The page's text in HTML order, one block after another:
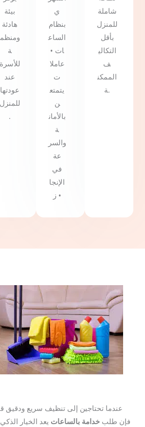
بيئة
هادئة
ومنظم
ة
للأسرة
عند
عودتها
للمنزل
.
ي
بنظام
الساع
ات •
عاملا
ت
يتمتع
ن
بالأمان
ة
والسر
عة
في
الإنجا
ز •
شاملة
للمنزل
بأقل
التكالي
ف
الممكن
ة.
عندما تحتاجين إلى تنظيف سريع ودقيق
فإن طلب خدامة بالساعات يعد الخيار